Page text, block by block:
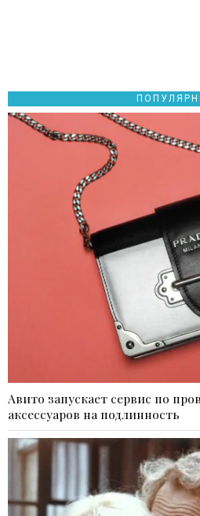
Авито запускает сервис по
аксессуаров на подлинность